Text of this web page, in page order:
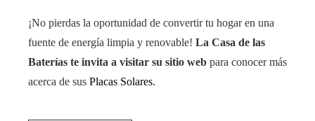
¡No pierdas la oportunidad de convertir tu hogar en una
fuente de energía limpia y renovable! La Casa de las
Baterías te invita a visitar su sitio web para conocer más
acerca de sus Placas Solares.